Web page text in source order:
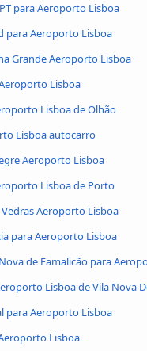
para Aeroporto Lisboa
para Aeroporto Lisboa
Grande Aeroporto Lisboa
Lisboa
Lisboa de Olhão
Lisboa autocarro
Aeroporto Lisboa
Lisboa de Porto
Aeroporto Lisboa
para Aeroporto Lisboa
de Famalicão para
Lisboa de Vila Nova
para Aeroporto Lisboa
Lisboa